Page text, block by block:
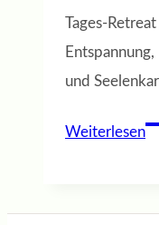
Tages-
und
Weiterlesen